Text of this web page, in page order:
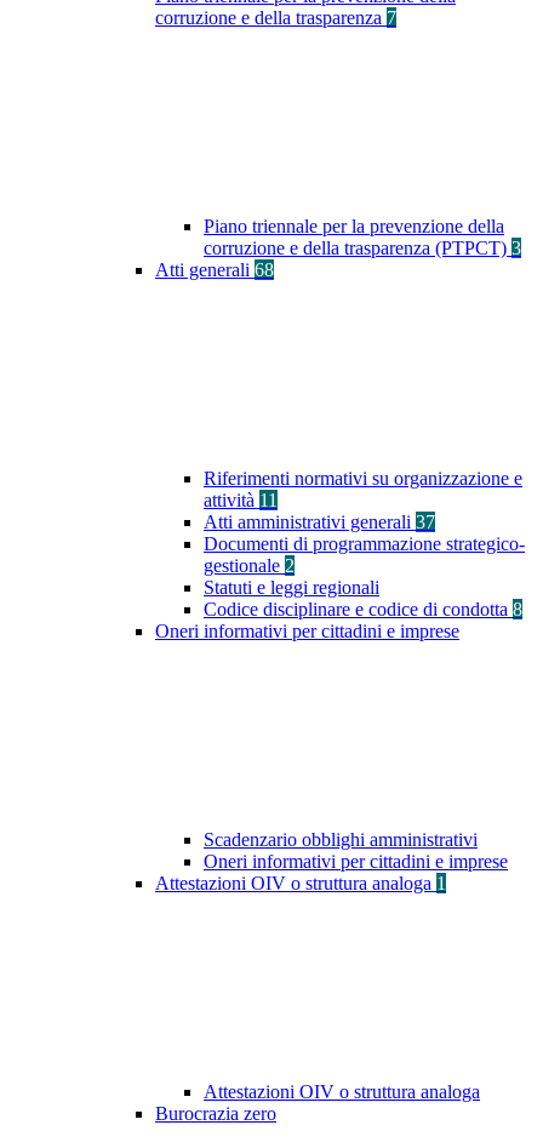
corruzione e della trasparenza 7
Piano triennale per la prevenzione della
corruzione e della trasparenza (PTPCT) 3
Atti generali 68
Riferimenti normativi su organizzazione e
attività 11
Atti amministrativi generali 37
Documenti di programmazione strategico-
gestionale 2
Statuti e leggi regionali
Codice disciplinare e codice di condotta 8
Oneri informativi per cittadini e imprese
Scadenzario obblighi amministrativi
Oneri informativi per cittadini e imprese
Attestazioni OIV o struttura analoga 1
Attestazioni OIV o struttura analoga
Burocrazia zero